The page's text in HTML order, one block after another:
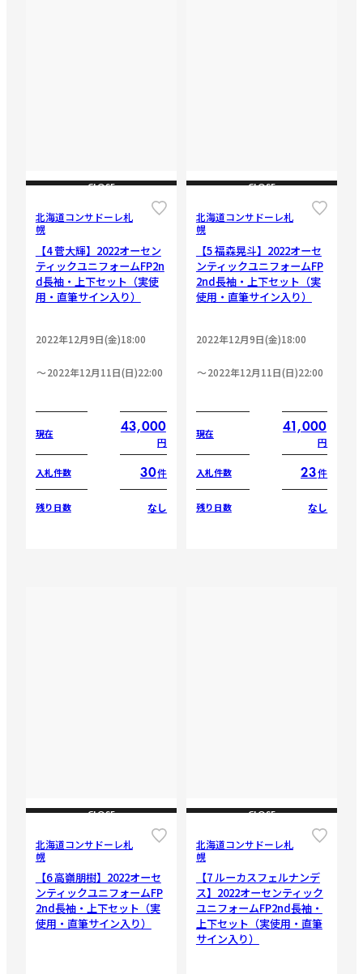
CLOSE
北海道コンサドーレ札
幌
【4 菅大輝】2022オーセン
ティックユニフォームFP2n
d長袖・上下セット（実使
用・直筆サイン入り）
2022年12月9日(金)18:00
2022年12月11日(日)22:00
現在 43,000
円
入札件数 30件
残り日数 なし
CLOSE
北海道コンサドーレ札
幌
【5 福森晃斗】2022オーセ
ンティックユニフォームFP
2nd長袖・上下セット（実
使用・直筆サイン入り）
2022年12月9日(金)18:00
2022年12月11日(日)22:00
現在 41,000
円
入札件数 23件
残り日数 なし
CLOSE
北海道コンサドーレ札
幌
【6 高嶺朋樹】2022オーセ
ンティックユニフォームFP
2nd長袖・上下セット（実
使用・直筆サイン入り）
CLOSE
北海道コンサドーレ札
幌
【7 ルーカスフェルナンデ
ス】2022オーセンティック
ユニフォームFP2nd長袖・
上下セット（実使用・直筆
サイン入り）